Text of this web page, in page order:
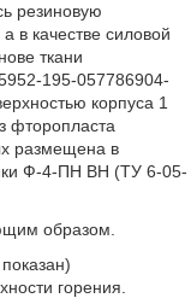
резиновую
качестве силовой
ткани
195-057786904-
корпуса 1
фторопласта
размещена в
Ф-4-ПН ВН (ТУ 6-05-
образом.
горения.